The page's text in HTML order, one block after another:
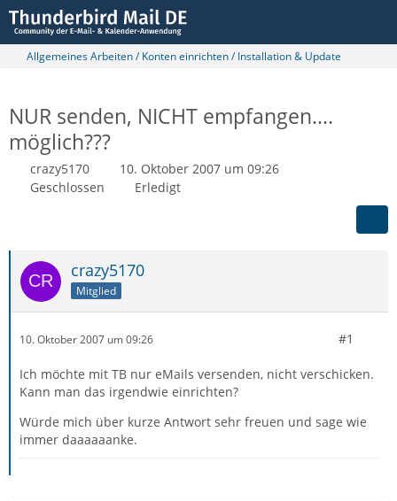
Allgemeines Arbeiten / Konten einrichten / Installation & Update
NUR senden, NICHT empfangen....
möglich???
crazy5170
10. Oktober 2007 um 09:26
Geschlossen
Erledigt
crazy5170
Mitglied
10. Oktober 2007 um 09:26 #1
Ich möchte mit TB nur eMails versenden, nicht verschicken.
Kann man das irgendwie einrichten?
Würde mich über kurze Antwort sehr freuen und sage wie
immer daaaaaanke.